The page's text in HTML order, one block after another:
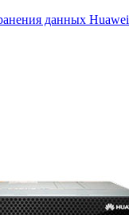
данных Huawei